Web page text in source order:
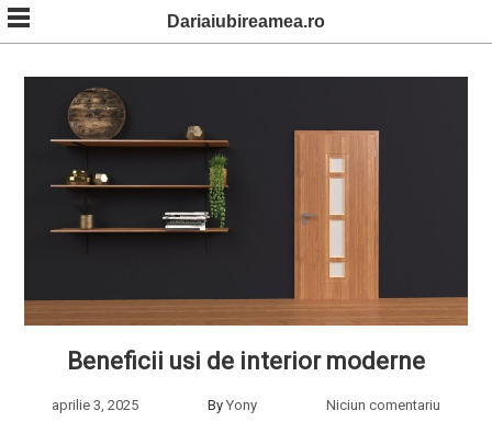
Skip
to
content
Dariaiubireamea.ro
Beneficii usi de interior moderne
aprilie 3, 2025 By Yony Niciun comentariu